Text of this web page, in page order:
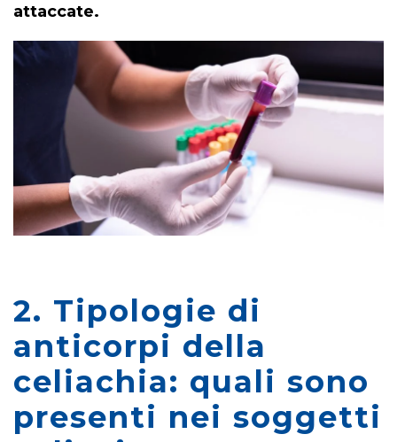
attaccate.
2. Tipologie di
anticorpi della
celiachia: quali sono
presenti nei soggetti